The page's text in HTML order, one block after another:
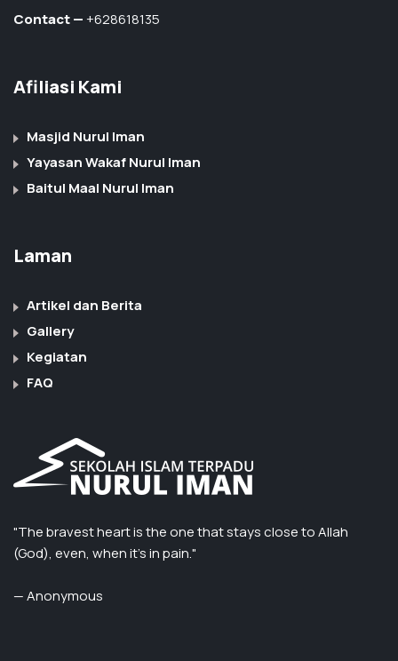
Contact —+628618135
Afiliasi Kami
Masjid Nurul Iman
Yayasan Wakaf Nurul Iman
Baitul Maal Nurul Iman
Laman
Artikel dan Berita
Gallery
Kegiatan
FAQ
"The bravest heart is the one that stays close to Allah
(God), even, when it’s in pain."
— Anonymous